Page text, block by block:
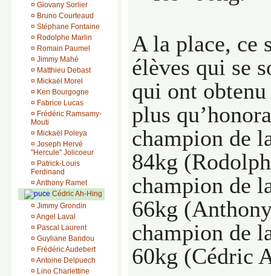
¤ Giovany Sorlier
¤ Bruno Courteaud
¤ Stéphane Fontaine
¤ Rodolphe Marlin
¤ Romain Paumel
¤ Jimmy Mahé
¤ Matthieu Debast
¤ Mickaël Morel
¤ Ken Bourgogne
¤ Fabrice Lucas
¤ Frédéric Ramsamy-
Mouti
¤ Mickaël Poleya
¤ Joseph Hervé
"Hercule" Jolicoeur
¤ Patrick-Louis
Ferdinand
¤ Anthony Ramet
Cédric Ah-Hing
¤ Jimmy Grondin
¤ Angel Laval
¤ Pascal Laurent
¤ Guyliane Bandou
¤ Frédéric Audebert
¤ Antoine Delpuech
¤ Lino Charlettine
A la place, ce
élèves qui se
qui ont
plus
champion de
84kg
champion de
66kg
champion de
60kg (Cédric